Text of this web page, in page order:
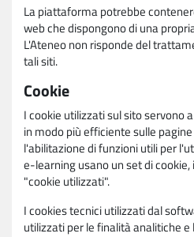
La piattaforma potrebbe
web che dispongono di una
L'Ateneo non risponde del
tali siti.
Cookie
I cookie utilizzati sul sito servono
in modo più efficiente sulle
l'abilitazione di funzioni utili per
e-learning usano un set di
"cookie utilizzati".
I cookies tecnici utilizzati dal
utilizzati per le finalità analitiche